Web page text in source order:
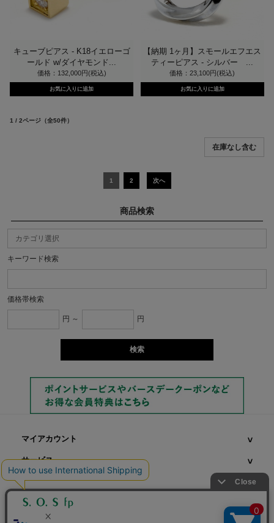
キューブピアス - K18イエローゴ
ールド w/ダイヤモンド...
価格：132,000円(税込)
【納期 1ヶ月】スモールエフエス
ティーピアス - シルバー ...
価格：23,100円(税込)
1 / 2ページ （全50件）
1 2 次へ
商品検索
キーワード検索
価格帯検索
円 ～ 円
マイアカウント
サービス